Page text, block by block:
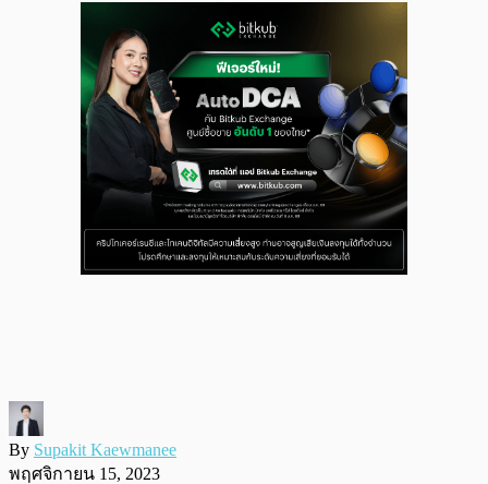
By Supakit Kaewmanee
พฤศจิกายน 15, 2023